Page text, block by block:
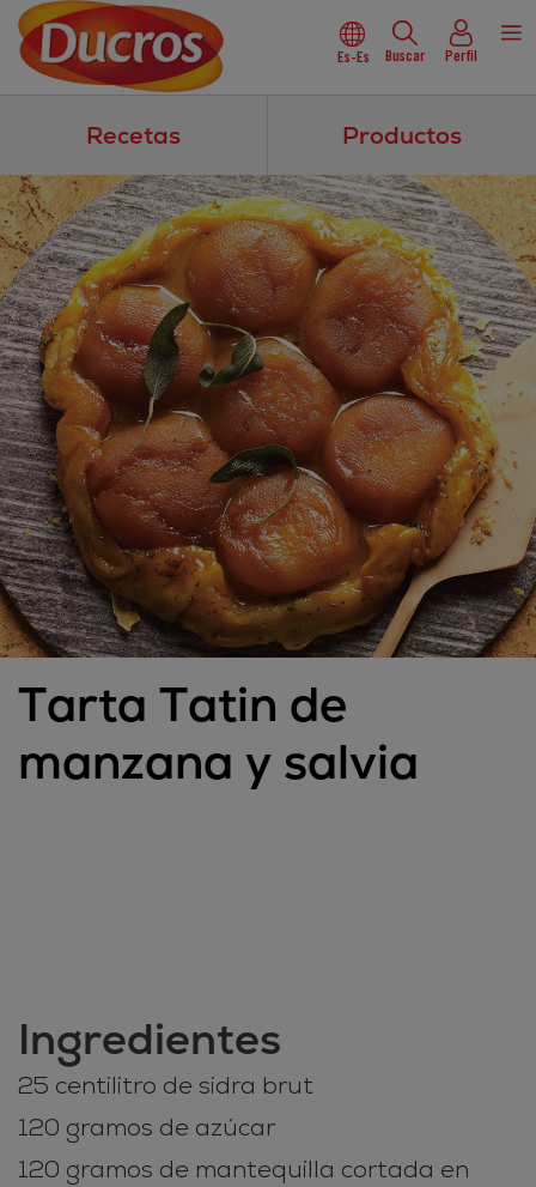
Es-Es Buscar Perfil
Recetas Productos
Tarta Tatin de
manzana y salvia
Ingredientes
25 centilitro de sidra brut
120 gramos de azúcar
120 gramos de mantequilla cortada en